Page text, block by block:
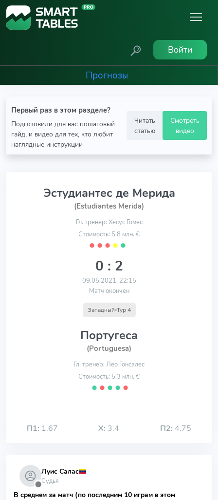
Войти
Прогнозы
Первый раз в этом разделе?
Подготовили для вас пошаговый
гайд, и видео для тех, кто любит
наглядные инструкции
Читать
статью
Смотреть
видео
Эстудиантес де Мерида
(Estudiantes Merida)
Гл. тренер: Хесус Гомес
Стоимость: 5.8 млн. €
⬤ ⬤ ⬤ ⬤ ⬤
0 : 2
09.05.2021, 22:15
Матч окончен
Западный Тур 4
Португеса
(Portuguesa)
Гл. тренер: Лео Гонсалес
Стоимость: 5.3 млн. €
⬤ ⬤ ⬤ ⬤ ⬤
П1: 1.67 Х: 3.4 П2: 4.75
⬤
Луис Салас
Судья
В среднем за матч (по последним 10 играм в этом